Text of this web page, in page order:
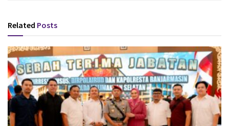
Related Posts